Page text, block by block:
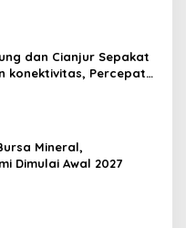
dan Cianjur Sepakat
konektivitas, Percepat
Daerah
Mineral,
Dimulai Awal 2027